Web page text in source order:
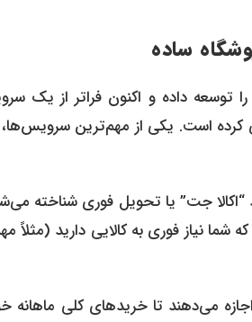
ساده
توسعه داده و اکنون فراتر از یک
کرده است. یکی از مهم‌ترین
جت” یا تحویل فوری شناخته
فوری به کالایی دارید (مثلاً
می‌دهند تا خریدهای کلی ماهانه